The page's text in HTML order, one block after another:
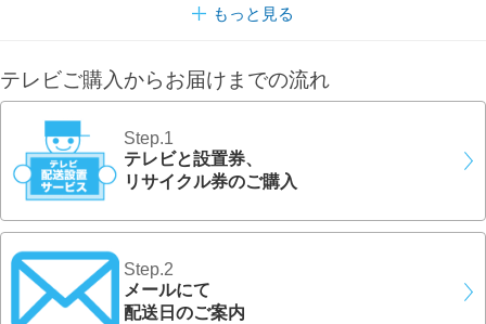
もっと見る
テレビご購入からお届けまでの流れ
Step.1
テレビと設置券、
リサイクル券のご購入
Step.2
メールにて
配送日のご案内